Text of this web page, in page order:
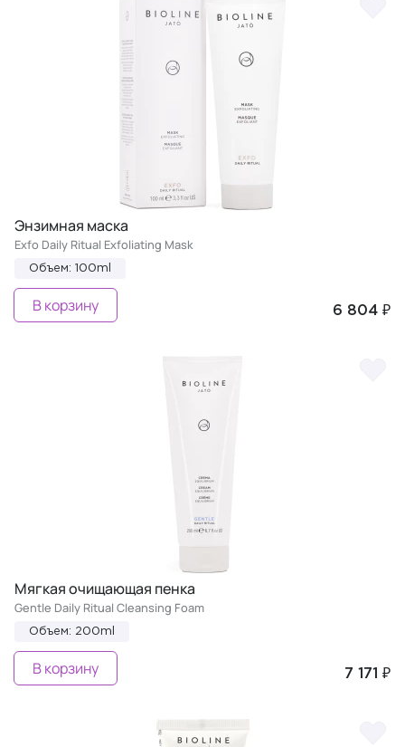
Энзимная маска
Exfo Daily Ritual Exfoliating Mask
Объем: 100ml
6 804 ₽
В корзину
Мягкая очищающая пенка
Gentle Daily Ritual Cleansing Foam
Объем: 200ml
7 171 ₽
В корзину